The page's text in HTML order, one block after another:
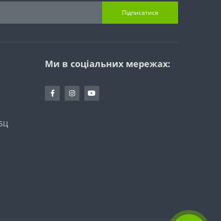
Підписатися
Ми в соціальних мережах: